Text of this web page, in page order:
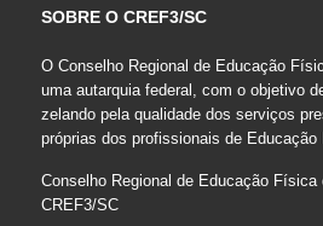
SOBRE O CREF3/SC
O Conselho Regional de Educação
uma autarquia federal, com o objetivo
zelando pela qualidade dos serviços
próprias dos profissionais de Educação
Conselho Regional de Educação Física
CREF3/SC